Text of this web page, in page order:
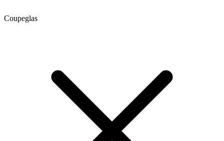
Coupeglas